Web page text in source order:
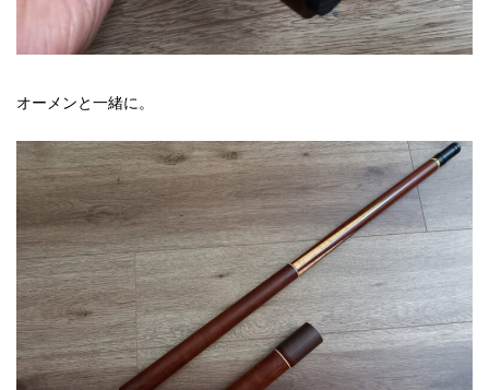
オーメンと一緒に。